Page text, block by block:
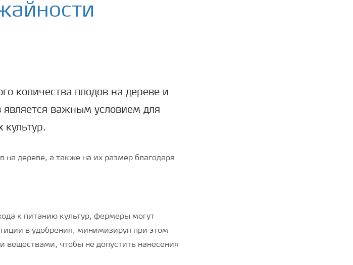
количества плодов на дереве и
является важным условием для
культур.
дереве, а также на их размер благодаря
к питанию культур, фермеры могут
в удобрения, минимизируя при этом
чтобы не допустить нанесения